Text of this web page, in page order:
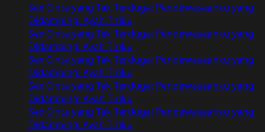
Sex Cinta yang Tak Terduga: Pendewasaanku yang
Didampingi Ayah Tiriku
Sex Cinta yang Tak Terduga: Pendewasaanku yang
Didampingi Ayah Tiriku
Sex Cinta yang Tak Terduga: Pendewasaanku yang
Didampingi Ayah Tiriku
Sex Cinta yang Tak Terduga: Pendewasaanku yang
Didampingi Ayah Tiriku
Sex Cinta yang Tak Terduga: Pendewasaanku yang
Didampingi Ayah Tiriku